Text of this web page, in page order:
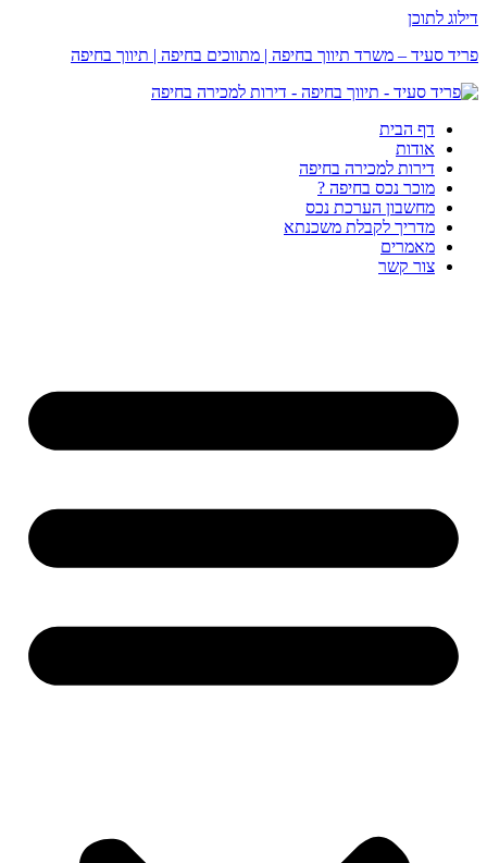
דילוג לתוכן
פריד סעיד – משרד תיווך בחיפה | מתווכים בחיפה | תיווך בחיפה
דף הבית
אודות
דירות למכירה בחיפה
מוכר נכס בחיפה ?
מחשבון הערכת נכס
מדריך לקבלת משכנתא
מאמרים
צור קשר